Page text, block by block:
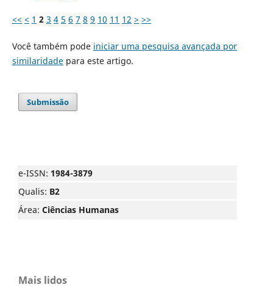
<< < 1 2 3 4 5 6 7 8 9 10 11 12 > >>
Você também pode iniciar uma pesquisa avançada por
similaridadepara este artigo.
Submissão
e-ISSN: 1984-3879
Qualis: B2
Área: Ciências Humanas
Mais lidos